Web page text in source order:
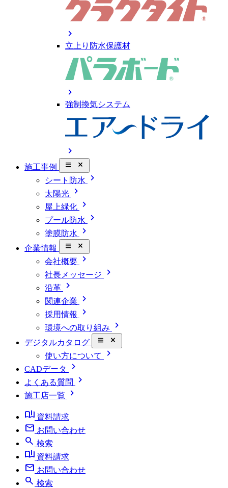
chevron_right
立上り防水保護材
chevron_right
強制換気システム
chevron_right
施工事例 close_small
シート防水 chevron_right
太陽光 chevron_right
屋上緑化 chevron_right
プール防水 chevron_right
塗膜防水 chevron_right
企業情報 close_small
会社概要 chevron_right
社長メッセージ chevron_right
沿革 chevron_right
関連企業 chevron_right
採用情報 chevron_right
環境への取り組み chevron_right
デジタルカタログ close_small
使い方について chevron_right
CADデータ chevron_right
よくある質問 chevron_right
施工店一覧
chevron_right
book_ribbon 資料請求
mail お問い合わせ
search 検索
book_ribbon 資料請求
mail お問い合わせ
search 検索